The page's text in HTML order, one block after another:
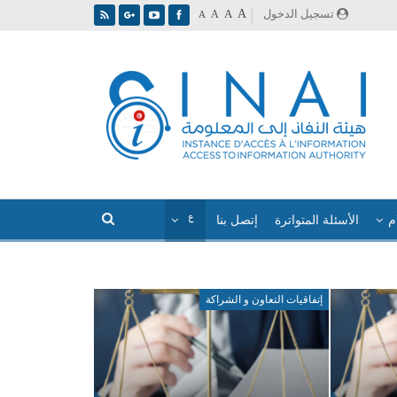
تسجيل الدخول A A A A
الأسئلة المتواترة إتصل بنا
إتفاقيات التعاون و الشراكة